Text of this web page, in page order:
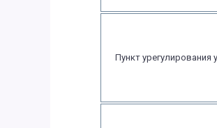
Пункт